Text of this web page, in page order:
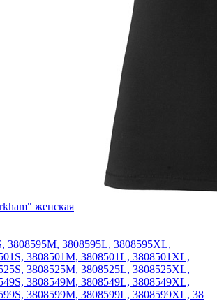
женская
3808595M, 3808595L, 3808595XL,
3808501M, 3808501L, 3808501XL,
3808525M, 3808525L, 3808525XL,
3808549M, 3808549L, 3808549XL,
3808599M, 3808599L, 3808599XL, 38